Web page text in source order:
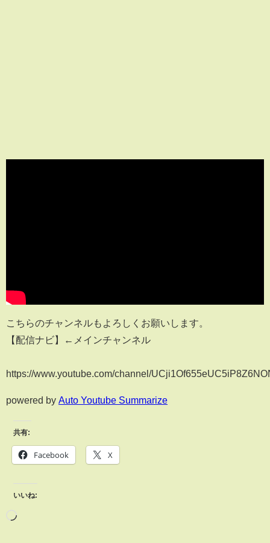
こちらのチャンネルもよろしくお願いします。
【配信ナビ】←メインチャンネル
https://www.youtube.com/channel/
powered by Auto Youtube Summarize
共有:
Facebook X
いいね: